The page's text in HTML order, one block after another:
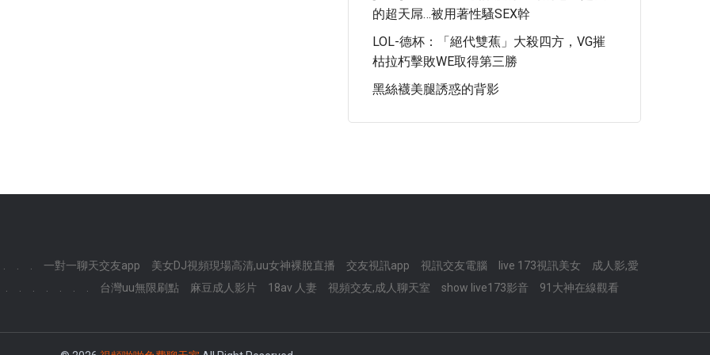
的超天屌…被用著性騷SEX幹
LOL-德杯：「絕代雙蕉」大殺四方，VG摧
枯拉朽擊敗WE取得第三勝
黑絲襪美腿誘惑的背影
一對一聊天交友app 美女DJ視頻現場高清,uu女神裸脫直播 交友視訊app 視訊交友電腦 live 173視訊美女
成人影,愛
台灣uu無限刷點 麻豆成人影片 18av 人妻 視頻交友,成人聊天室 show live173影音 91大神在線觀看